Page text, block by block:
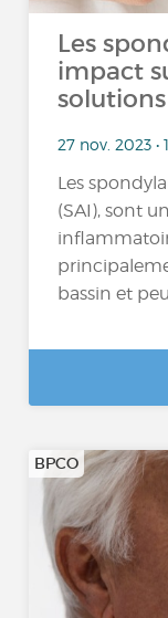
Les
impact
solutions
27 nov. 2023 •
Les
(SAI), sont
bassin et
BPCO